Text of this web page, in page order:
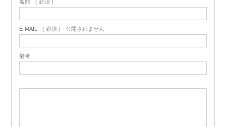
名前 ( 必須 )
E-MAIL ( 必須 ) - 公開されません -
備考